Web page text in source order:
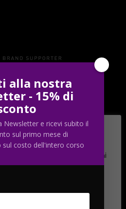
funzionali e script esterni
Puoi modificare il
alla nostra
- 15% di
Newsletter e ricevi subito il
sul primo mese di
sul costo dell'intero corso